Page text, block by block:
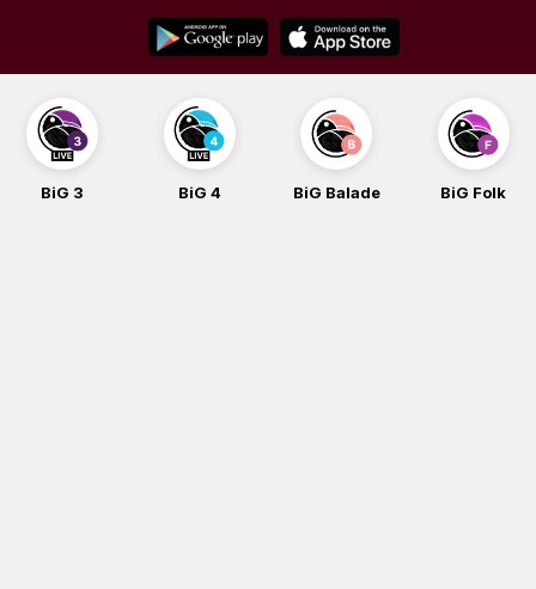
content
BiG 3 BiG 4 BiG Balade BiG Folk